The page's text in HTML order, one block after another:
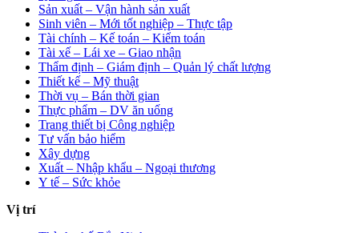
Sản xuất – Vận hành sản xuất
Sinh viên – Mới tốt nghiệp – Thực tập
Tài chính – Kế toán – Kiểm toán
Tài xế – Lái xe – Giao nhận
Thẩm định – Giám định – Quản lý chất lượng
Thiết kế – Mỹ thuật
Thời vụ – Bán thời gian
Thực phẩm – DV ăn uống
Trang thiết bị Công nghiệp
Tư vấn bảo hiểm
Xây dựng
Xuất – Nhập khẩu – Ngoại thương
Y tế – Sức khỏe
Vị trí